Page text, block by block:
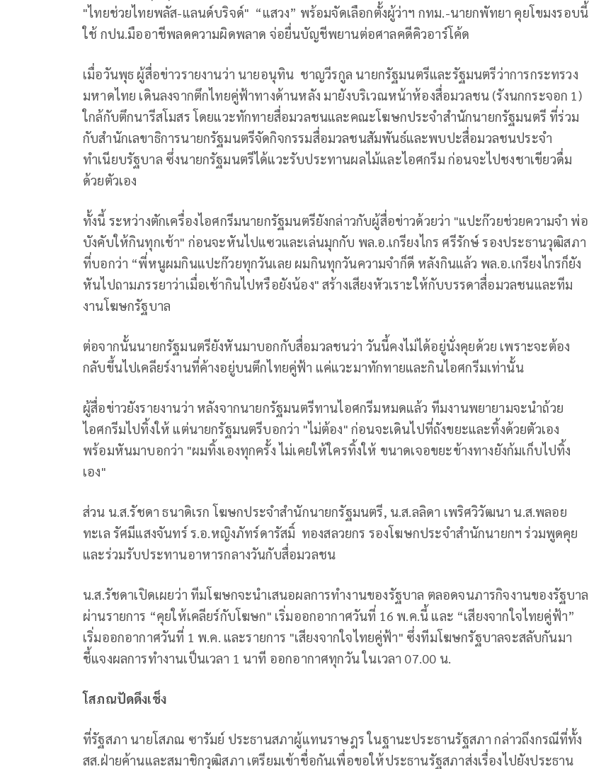
"ไทยช่วยไทยพลัส-แลนด์บริจด์" “แสวง” พร้อมจัดเลือกตั้งผู้ว่าฯ กทม.-นายกพัทยา คุยโขมงรอบนี้
ใช้ กปน.มืออาชีพลดความผิดพลาด จ่อยื่นบัญชีพยานต่อศาลคดีคิวอาร์โค้ด
เมื่อวันพุธ ผู้สื่อข่าวรายงานว่า นายอนุทิน ชาญวีรกูล นายกรัฐมนตรีและรัฐมนตรีว่าการกระทรวง
มหาดไทย เดินลงจากตึกไทยคู่ฟ้าทางด้านหลัง มายังบริเวณหน้าห้องสื่อมวลชน (รังนกกระจอก 1)
ใกล้กับตึกนารีสโมสร โดยแวะทักทายสื่อมวลชนและคณะโฆษกประจำสำนักนายกรัฐมนตรี ที่ร่วม
กับสำนักเลขาธิการนายกรัฐมนตรีจัดกิจกรรมสื่อมวลชนสัมพันธ์และพบปะสื่อมวลชนประจำ
ทำเนียบรัฐบาล ซึ่งนายกรัฐมนตรีได้แวะรับประทานผลไม้และไอศกรีม ก่อนจะไปชงชาเขียวดื่ม
ด้วยตัวเอง
ทั้งนี้ ระหว่างตักเครื่องไอศกรีมนายกรัฐมนตรียังกล่าวกับผู้สื่อข่าวด้วยว่า "แปะก๊วยช่วยความจำ พ่อ
บังคับให้กินทุกเช้า" ก่อนจะหันไปแซวและเล่นมุกกับ พล.อ.เกรียงไกร ศรีรักษ์ รองประธานวุฒิสภา
ที่บอกว่า “พี่หนูผมกินแปะก๊วยทุกวันเลย ผมกินทุกวันความจำก็ดี หลังกินแล้ว พล.อ.เกรียงไกรก็ยัง
หันไปถามภรรยาว่าเมื่อเช้ากินไปหรือยังน้อง" สร้างเสียงหัวเราะให้กับบรรดาสื่อมวลชนและทีม
งานโฆษกรัฐบาล
ต่อจากนั้นนายกรัฐมนตรียังหันมาบอกกับสื่อมวลชนว่า วันนี้คงไม่ได้อยู่นั่งคุยด้วย เพราะจะต้อง
กลับขึ้นไปเคลียร์งานที่ค้างอยู่บนตึกไทยคู่ฟ้า แค่แวะมาทักทายและกินไอศกรีมเท่านั้น
ผู้สื่อข่าวยังรายงานว่า หลังจากนายกรัฐมนตรีทานไอศกรีมหมดแล้ว ทีมงานพยายามจะนำถ้วย
ไอศกรีมไปทิ้งให้ แต่นายกรัฐมนตรีบอกว่า "ไม่ต้อง" ก่อนจะเดินไปที่ถังขยะและทิ้งด้วยตัวเอง
พร้อมหันมาบอกว่า "ผมทิ้งเองทุกครั้ง ไม่เคยให้ใครทิ้งให้ ขนาดเจอขยะข้างทางยังก้มเก็บไปทิ้ง
เอง"
ส่วน น.ส.รัชดา ธนาดิเรก โฆษกประจำสำนักนายกรัฐมนตรี, น.ส.ลลิดา เพริศวิวัฒนา น.ส.พลอย
ทะเล รัศมีแสงจันทร์ ร.อ.หญิงภัทร์ดารัสมิ์ ทองสลวยกร รองโฆษกประจำสำนักนายกฯ ร่วมพูดคุย
และร่วมรับประทานอาหารกลางวันกับสื่อมวลชน
น.ส.รัชดาเปิดเผยว่า ทีมโฆษกจะนำเสนอผลการทำงานของรัฐบาล ตลอดจนภารกิจงานของรัฐบาล
ผ่านรายการ “คุยให้เคลียร์กับโฆษก" เริ่มออกอากาศวันที่ 16 พ.ค.นี้ และ “เสียงจากใจไทยคู่ฟ้า”
เริ่มออกอากาศวันที่ 1 พ.ค. และรายการ "เสียงจากใจไทยคู่ฟ้า" ซึ่งทีมโฆษกรัฐบาลจะสลับกันมา
ชี้แจงผลการทำงานเป็นเวลา 1 นาที ออกอากาศทุกวัน ในเวลา 07.00 น.
โสภณปัดดึงเช็ง
ที่รัฐสภา นายโสภณ ซารัมย์ ประธานสภาผู้แทนราษฎร ในฐานะประธานรัฐสภา กล่าวถึงกรณีที่ทั้ง
สส.ฝ่ายค้านและสมาชิกวุฒิสภา เตรียมเข้าชื่อกันเพื่อขอให้ประธานรัฐสภาส่งเรื่องไปยังประธาน